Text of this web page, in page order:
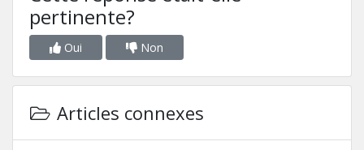
pertinente?
Oui Non
Articles connexes